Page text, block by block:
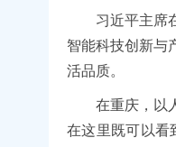
习近平主席
智能科技创新与
活品质。
在重庆，以
在这里既可以看